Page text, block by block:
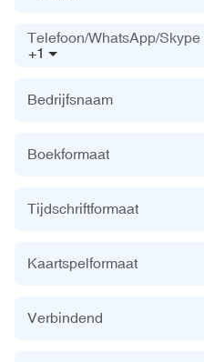
+1
Telefoon/WhatsApp/Skype
Bedrijfsnaam
Boekformaat
Tijdschriftformaat
Kaartspelformaat
Verbindend